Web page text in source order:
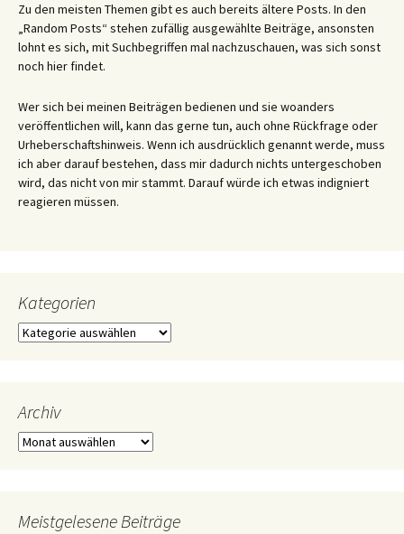
Zu den meisten Themen gibt es auch bereits ältere Posts. In den
„Random Posts“ stehen zufällig ausgewählte Beiträge, ansonsten
lohnt es sich, mit Suchbegriffen mal nachzuschauen, was sich sonst
noch hier findet.
Wer sich bei meinen Beiträgen bedienen und sie woanders
veröffentlichen will, kann das gerne tun, auch ohne Rückfrage oder
Urheberschaftshinweis. Wenn ich ausdrücklich genannt werde, muss
ich aber darauf bestehen, dass mir dadurch nichts untergeschoben
wird, das nicht von mir stammt. Darauf würde ich etwas indigniert
reagieren müssen.
Kategorien
Kategorien
Archiv
Archiv
Meistgelesene Beiträge